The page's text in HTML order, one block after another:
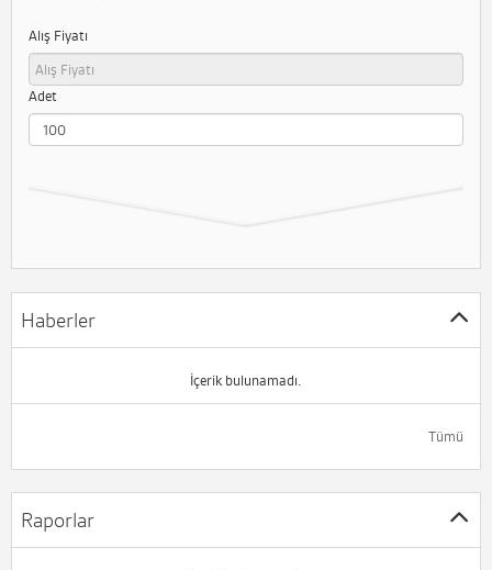
Alış Fiyatı
Adet
Haberler
İçerik bulunamadı.
Tümü
Raporlar